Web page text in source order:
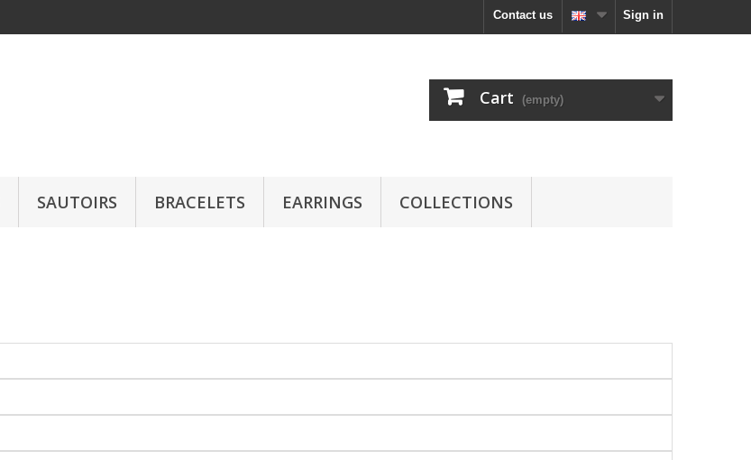
Sign in
Contact us
Cart (empty)
SAUTOIRS BRACELETS EARRINGS COLLECTIONS